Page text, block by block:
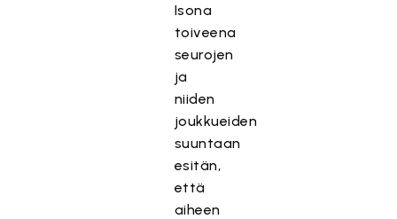
Isona
toiveena
seurojen
ja
niiden
joukkueiden
suuntaan
esitän,
että
aiheen